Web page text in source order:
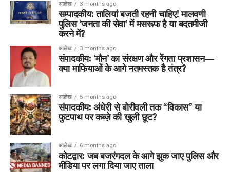
आलेख 3 months ago
सम्पादकीय: तालियां बजती रहनी चाहिए! मालवणी
पुलिस ‘जनता की सेवा’ में मसरूफ है या बदतमीजी
करने में?
आलेख 3 months ago
संपादकीय: ‘मौन’ का संरक्षण और रेंगता प्रशासन—
क्या माफियाओं के आगे नतमस्तक है तंत्र?
आलेख 5 months ago
संपादकीय: अंधेरी से बोरीवली तक “विकास” या
फुटपाथ पर कब्ज़े की खुली छूट?
आलेख 6 months ago
कोटद्वार: जब बजरंगदल के आगे झुक जाए पुलिस और
मीडिया पर लगा दिया जाए ताला